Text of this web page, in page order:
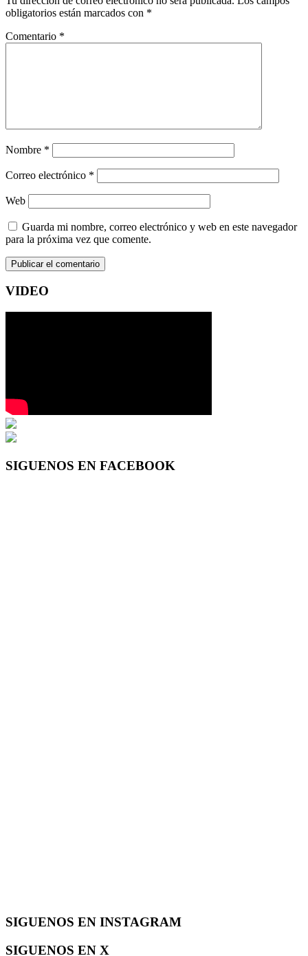
obligatorios están marcados con *
Comentario *
Nombre *
Correo electrónico *
Web
Guarda mi nombre, correo electrónico y web en este navegador
para la próxima vez que comente.
VIDEO
SIGUENOS EN FACEBOOK
SIGUENOS EN INSTAGRAM
SIGUENOS EN X